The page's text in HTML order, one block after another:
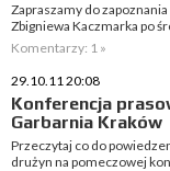
Zapraszamy do
Zbigniewa Kaczmarka po
Komentarzy: 1 »
29.10.11 20:08
Konferencja
Garbarnia Kraków
Przeczytaj co do
drużyn na pomeczowej